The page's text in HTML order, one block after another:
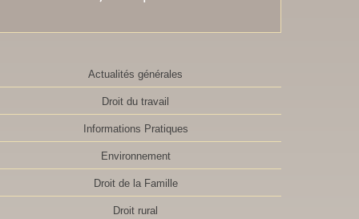
Actualités générales
Droit du travail
Informations Pratiques
Environnement
Droit de la Famille
Droit rural